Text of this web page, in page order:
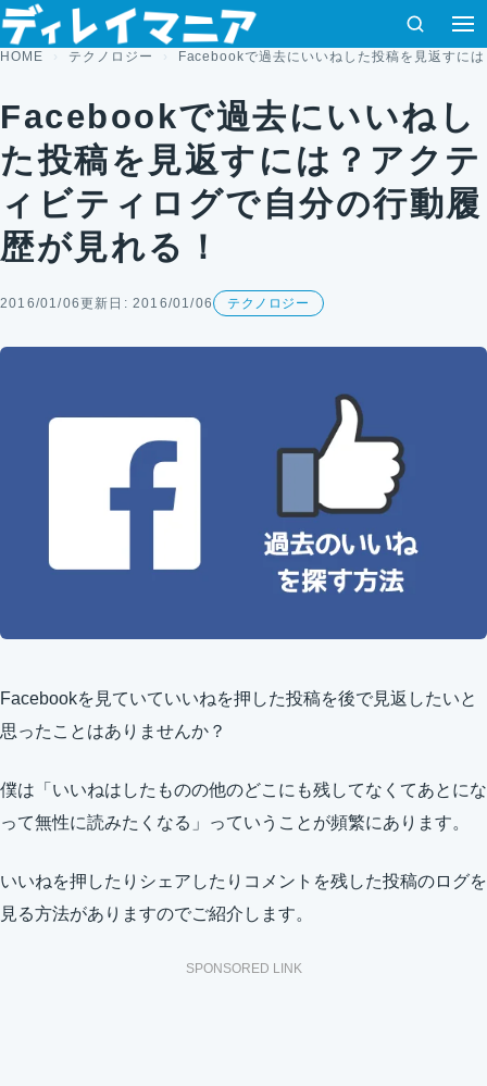
コンテンツへスキップ
検索
HOME テクノロジー Facebookで過去にいいねした投稿を見返すに
Facebookで過去にいいねし
た投稿を見返すには？アクテ
ィビティログで自分の行動履
歴が見れる！
2016/01/06更新日: 2016/01/06 テクノロジー
Facebookを見ていていいねを押した投稿を後で見返したいと
思ったことはありませんか？
僕は「いいねはしたものの他のどこにも残してなくてあとにな
って無性に読みたくなる」っていうことが頻繁にあります。
いいねを押したりシェアしたりコメントを残した投稿のログを
見る方法がありますのでご紹介します。
SPONSORED LINK